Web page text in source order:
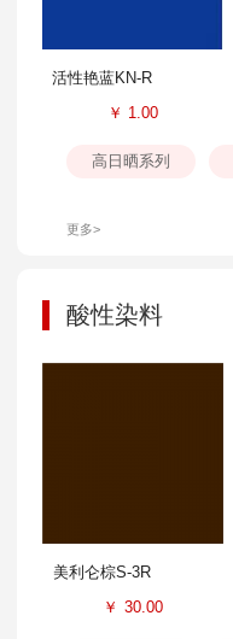
活性艳蓝KN-R
￥ 1.00
高日晒系列
更多>
酸性染料
美利仑棕S-3R
￥ 30.00